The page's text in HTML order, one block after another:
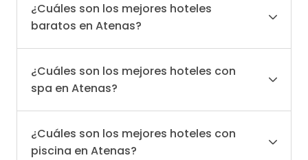
¿Cuáles son los mejores hoteles
baratos en Atenas?
¿Cuáles son los mejores hoteles con
spa en Atenas?
¿Cuáles son los mejores hoteles con
piscina en Atenas?